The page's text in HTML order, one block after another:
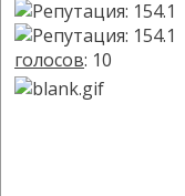
голосов: 10